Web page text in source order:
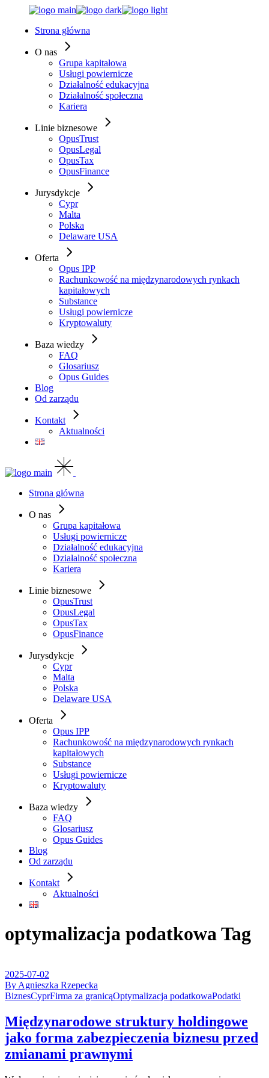
Strona główna
O nas
Grupa kapitałowa
Usługi powiernicze
Działalność edukacyjna
Działalność społeczna
Kariera
Linie biznesowe
OpusTrust
OpusLegal
OpusTax
OpusFinance
Jurysdykcje
Cypr
Malta
Polska
Delaware USA
Oferta
Opus IPP
Rachunkowość na międzynarodowych rynkach
kapitałowych
Substance
Usługi powiernicze
Kryptowaluty
Baza wiedzy
FAQ
Glosariusz
Opus Guides
Blog
Od zarządu
Kontakt
Aktualności
Strona główna
O nas
Grupa kapitałowa
Usługi powiernicze
Działalność edukacyjna
Działalność społeczna
Kariera
Linie biznesowe
OpusTrust
OpusLegal
OpusTax
OpusFinance
Jurysdykcje
Cypr
Malta
Polska
Delaware USA
Oferta
Opus IPP
Rachunkowość na międzynarodowych rynkach
kapitałowych
Substance
Usługi powiernicze
Kryptowaluty
Baza wiedzy
FAQ
Glosariusz
Opus Guides
Blog
Od zarządu
Kontakt
Aktualności
optymalizacja podatkowa Tag
2025-07-02
By Agnieszka Rzepecka
BiznesCyprFirma za granicąOptymalizacja podatkowaPodatki
Międzynarodowe struktury holdingowe
jako forma zabezpieczenia biznesu przed
zmianami prawnymi